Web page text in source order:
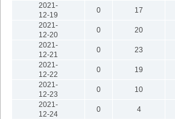
2021-
12-19
0 17
2021-
12-20
0 20
2021-
12-21
0 23
2021-
12-22
0 19
2021-
12-23
0 10
2021-
12-24
0 4